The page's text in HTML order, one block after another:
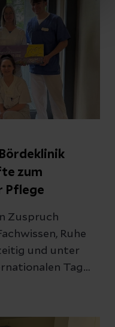
zum
Pflege
Zuspruch
Ruhe
und unter
Tag
ihrer
Zeichen der